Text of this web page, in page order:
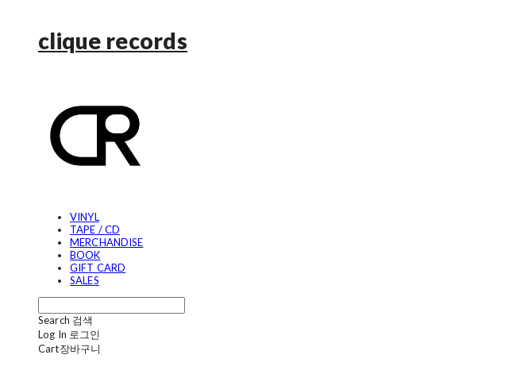
clique records
VINYL
TAPE / CD
MERCHANDISE
BOOK
GIFT CARD
SALES
Search 검색
Log In 로그인
Cart장바구니